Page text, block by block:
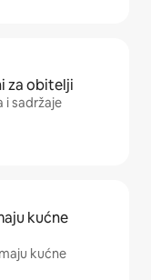
za obitelji
i sadržaje
kućne
kućne